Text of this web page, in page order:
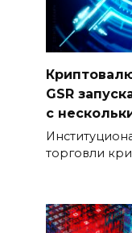
GSR
с
торговли